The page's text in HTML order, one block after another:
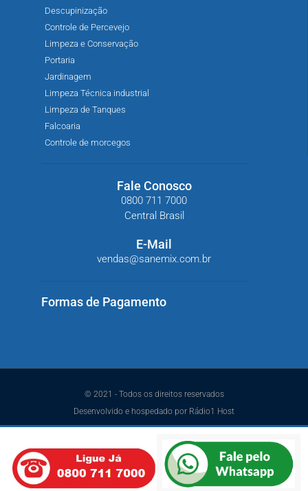
Descupinização
Controle de Percevejo
Limpeza e Conservação
Portaria
Jardinagem
Limpeza Técnica industrial
Limpeza de Tanques
Falcoaria
Controle de morcegos
Fale Conosco
0800 711 7000
Central Brasil
E-Mail
vendas@sanemix.com.br
Formas de Pagamento
© 2021 - Todos os direitos reservados
Desenvolvido e hospedado por Rádio1 Host